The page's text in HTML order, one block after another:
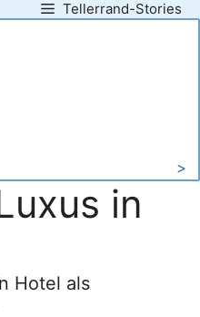
Tellerrand-Stories
>
in
Hotel als